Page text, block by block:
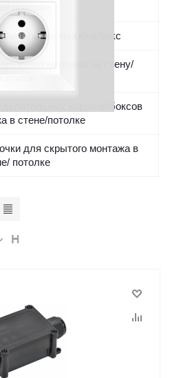
потолке
коробка/бокс
монтажа на стену/
коробок/боксов
в стене/потолке
для скрытого монтажа в
потолке